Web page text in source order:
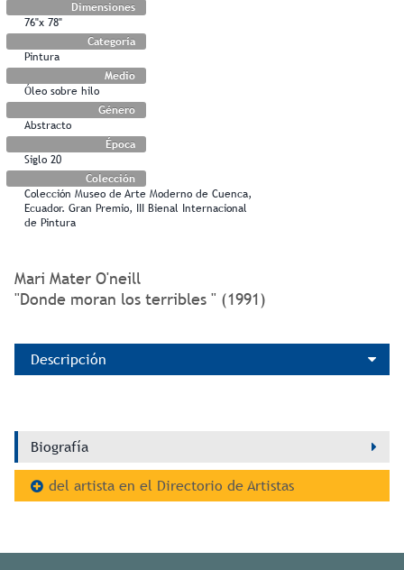
Dimensiones
76"x 78"
Categoría
Pintura
Medio
Óleo sobre hilo
Género
Abstracto
Época
Siglo 20
Colección
Colección Museo de Arte Moderno de Cuenca,
Ecuador. Gran Premio, III Bienal Internacional
de Pintura
Mari Mater O'neill
"Donde moran los terribles " (1991)
Descripción
Biografía
del artista en el Directorio de Artistas